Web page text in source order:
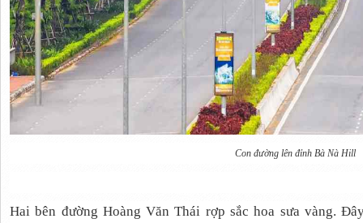
Con đường lên đỉnh Bà Nà Hill
Hai bên đường Hoàng Văn Thái rợp sắc hoa sưa vàng.